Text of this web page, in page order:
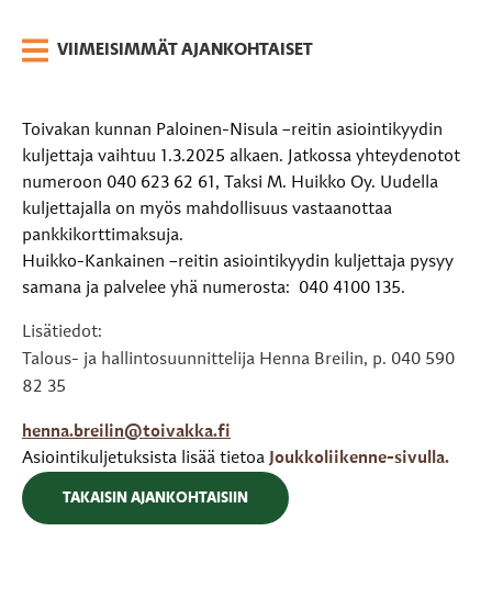
VIIMEISIMMÄT AJANKOHTAISET
Toivakan kunnan Paloinen-Nisula –reitin asiointikyydin
kuljettaja vaihtuu 1.3.2025 alkaen. Jatkossa yhteydenotot
numeroon 040 623 62 61, Taksi M. Huikko Oy. Uudella
kuljettajalla on myös mahdollisuus vastaanottaa
pankkikorttimaksuja.
Huikko-Kankainen –reitin asiointikyydin kuljettaja pysyy
samana ja palvelee yhä numerosta: 040 4100 135.
Lisätiedot:
Talous- ja hallintosuunnittelija Henna Breilin, p. 040 590
82 35
henna.breilin@toivakka.fi
Asiointikuljetuksista lisää tietoa Joukkoliikenne-sivulla.
TAKAISIN AJANKOHTAISIIN